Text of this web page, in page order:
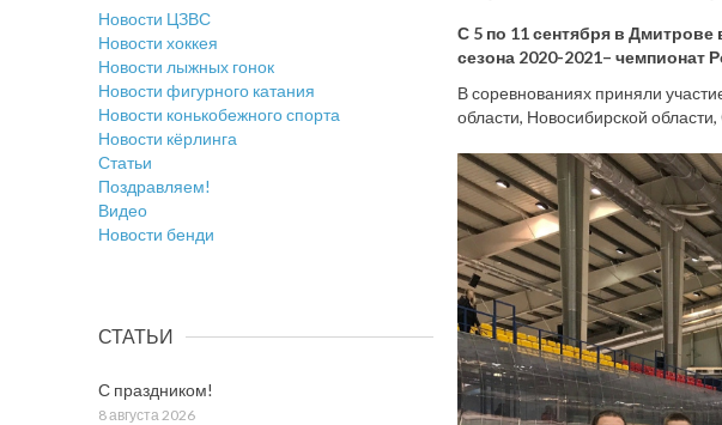
С 5 по 11 сентября в
сезона 2020-2021– чемпионат
В соревнованиях приняли
области, Новосибирской
Новости ЦЗВС
Новости хоккея
Новости лыжных гонок
Новости фигурного катания
Новости конькобежного спорта
Новости кёрлинга
Статьи
Поздравляем!
Видео
Новости бенди
СТАТЬИ
С праздником!
8 августа 2026